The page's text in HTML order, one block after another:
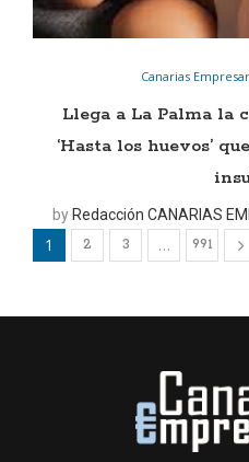
Canarias
Llega a La Palma la
‘Hasta los huevos’
by Redacción CANARIAS
1 2 3 … 991